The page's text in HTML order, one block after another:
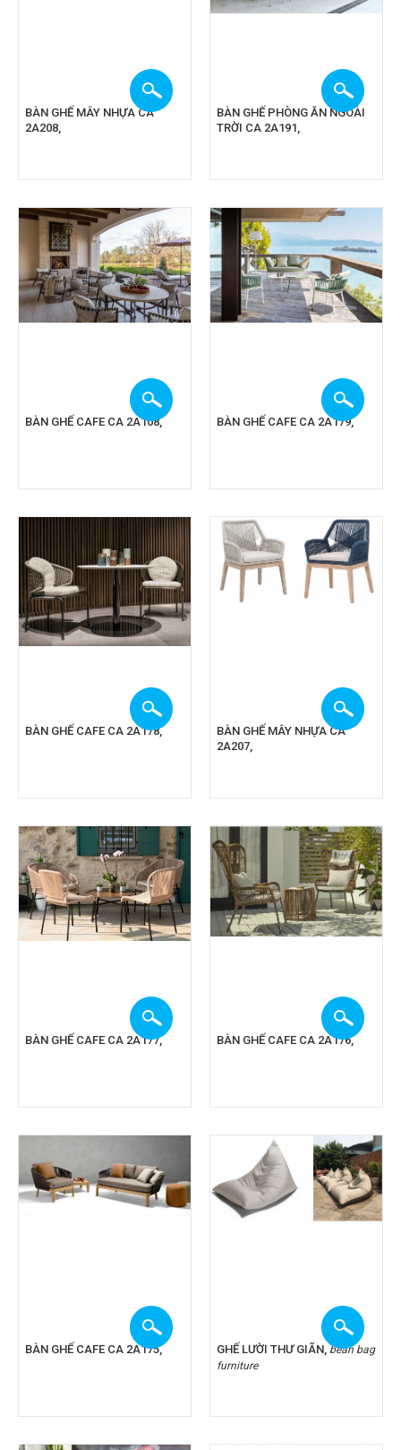
BÀN GHẾ MÂY NHỰA CA
2A208,
BÀN GHẾ PHÒNG ĂN NGOÀI
TRỜI CA 2A191,
BÀN GHẾ CAFE CA 2A108, BÀN GHẾ CAFE CA 2A179,
BÀN GHẾ CAFE CA 2A178,
BÀN GHẾ MÂY NHỰA CA
2A207,
BÀN GHẾ CAFE CA 2A177, BÀN GHẾ CAFE CA 2A176,
BÀN GHẾ CAFE CA 2A175, GHẾ LƯỜI THƯ GIÃN, bean bag
furniture